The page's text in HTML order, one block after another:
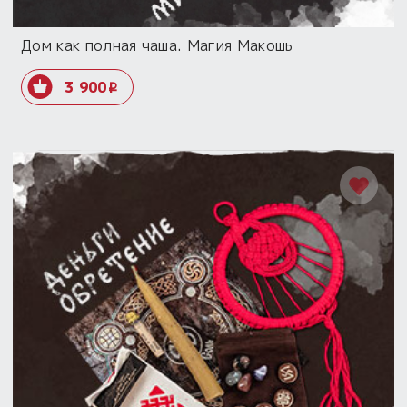
Дом как полная чаша. Магия Макошь
3 900i